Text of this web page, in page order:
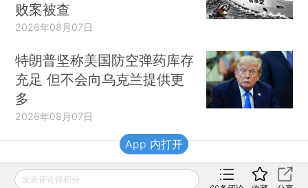
败案被查
2026年08月07日
特朗普坚称美国防空弹药库存
充足 但不会向乌克兰提供更
多
2026年08月07日
财新移动
发表评论得积分
App 内打开